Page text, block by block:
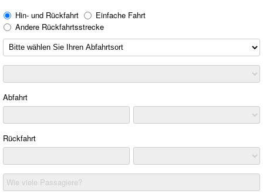
Hin- und Rückfahrt
Einfache Fahrt
Andere Rückfahrtsstrecke
Abfahrt
Rückfahrt
Wie viele Passagiere?